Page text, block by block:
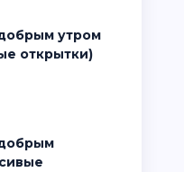
открытки)